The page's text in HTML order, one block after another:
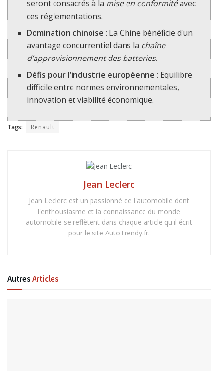
seront consacrés à la mise en conformitéavec
ces réglementations.
Domination chinoise : La Chine bénéficie d’un
avantage concurrentiel dans la chaîne
d’approvisionnement des batteries.
Défis pour l’industrie européenne : Équilibre
difficile entre normes environnementales,
innovation et viabilité économique.
Tags: Renault
Jean Leclerc
Jean Leclerc est un passionné de l'automobile dont
l'enthousiasme et la connaissance du monde
automobile se reflètent dans chaque article qu'il écrit
pour le site AutoTrendy.fr.
AutresArticles